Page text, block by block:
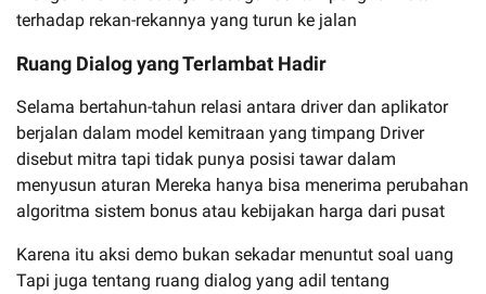
terhadap rekan-rekannya yang turun ke jalan
Ruang Dialog yang Terlambat Hadir
Selama bertahun-tahun relasi antara driver dan aplikator
berjalan dalam model kemitraan yang timpang Driver
disebut mitra tapi tidak punya posisi tawar dalam
menyusun aturan Mereka hanya bisa menerima perubahan
algoritma sistem bonus atau kebijakan harga dari pusat
Karena itu aksi demo bukan sekadar menuntut soal uang
Tapi juga tentang ruang dialog yang adil tentang